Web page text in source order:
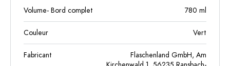
Volume- Bord complet 780 ml
Couleur Vert
Fabricant
Flaschenland GmbH, Am